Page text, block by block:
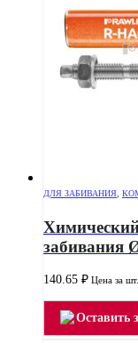
ДЛЯ ЗАБИВАНИЯ,
забивания
140.65 ₽ Цена за шт.
Оставить